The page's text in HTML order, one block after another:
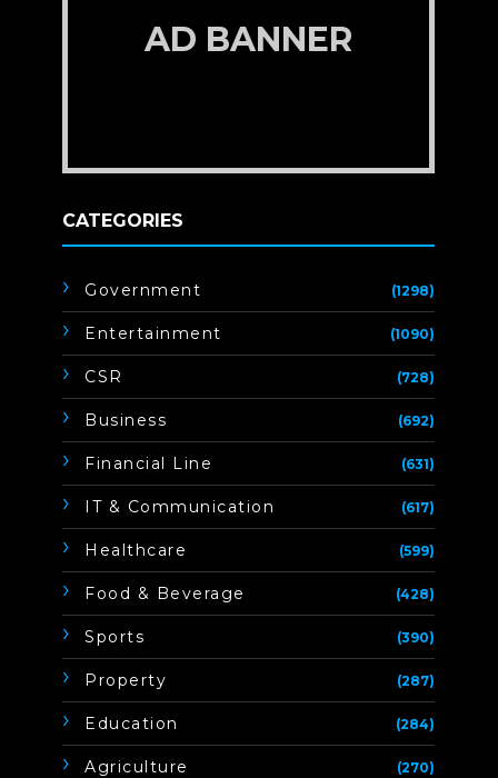
AD BANNER
CATEGORIES
Government (1298)
Entertainment (1090)
CSR (728)
Business (692)
Financial Line (631)
IT & Communication (617)
Healthcare (599)
Food & Beverage (428)
Sports (390)
Property (287)
Education (284)
Agriculture (270)